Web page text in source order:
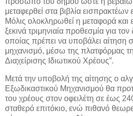
μεταφερθεί στα βιβλία
Μόλις ολοκληρωθεί η μεταφορά
ξεκινά τριμηνιαία προθεσμία για
οποίας πρέπει να υποβάλει αίτηση
μηχανισμό, μέσω της πλατφόρμας
Διαχείρισης Ιδιωτικού Χρέους”.
Μετά την υποβολή της αίτησης ο
Εξωδικαστικού Μηχανισμού θα
του χρέους στον οφειλέτη σε έως
σταθερό επιτόκιο, ενώ πιθανό